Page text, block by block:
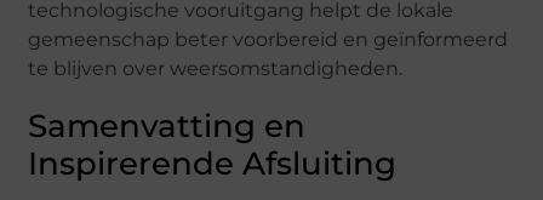
technologische vooruitgang helpt de lokale
gemeenschap beter voorbereid en geïnformeerd
te blijven over weersomstandigheden.
Samenvatting en
Inspirerende Afsluiting